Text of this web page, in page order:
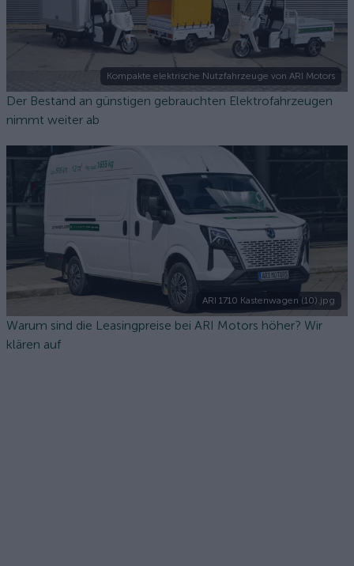
Kompakte elektrische Nutzfahrzeuge von ARI Motors
Der Bestand an günstigen gebrauchten Elektrofahrzeugen
nimmt weiter ab
ARI 1710 Kastenwagen (10).jpg
Warum sind die Leasingpreise bei ARI Motors höher? Wir
klären auf